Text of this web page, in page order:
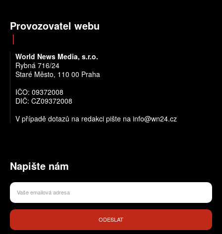
Provozovatel webu
World News Media, s.r.o.
Rybná 716/24
Staré Město, 110 00 Praha
IČO: 09372008
DIČ: CZ09372008
V případě dotazů na redakci pište na info@wn24.cz
Napište nám
ODESLAT